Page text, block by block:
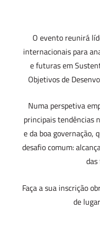
O evento reunirá
internacionais para
e futuras em
Objetivos de
Numa perspetiva
principais tendências
e da boa governação,
desafio comum:
Faça a sua inscrição
de